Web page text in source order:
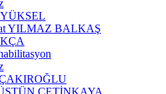
YÜKSEL
YILMAZ BALKAŞ
ÇETİNKAYA